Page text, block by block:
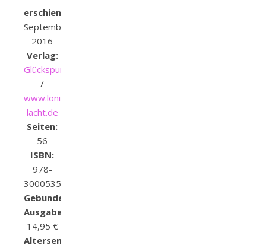
erschienen:
September
2016
Verlag:
Glückspunkt
/
www.loni-
lacht.de
Seiten:
56
ISBN:
978-
3000535413
Gebundene
Ausgabe:
14,95 €
Altersempfehlung: